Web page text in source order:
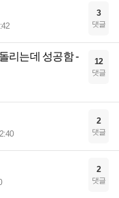
3
댓글
리는데 성공함 -
12
댓글
2
댓글
2
댓글